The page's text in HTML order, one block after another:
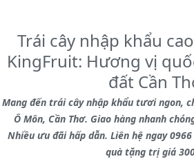
Trái cây nhập khẩu
KingFruit: Hương vị
đất Cần
Mang đến trái cây nhập khẩu tươi ngon,
Ô Môn, Cần Thơ. Giao hàng nhanh
Nhiều ưu đãi hấp dẫn. Liên hệ ngay
quà tặng trị giá